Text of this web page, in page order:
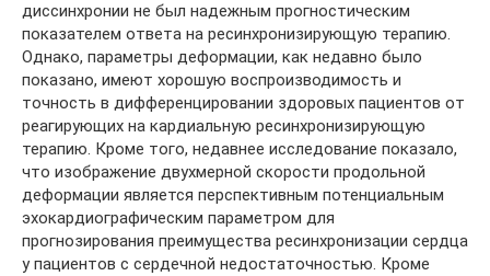
диссинхронии не был надежным прогностическим
показателем ответа на ресинхронизирующую терапию.
Однако, параметры деформации, как недавно было
показано, имеют хорошую воспроизводимость и
точность в дифференцировании здоровых пациентов от
реагирующих на кардиальную ресинхронизирующую
терапию. Кроме того, недавнее исследование показало,
что изображение двухмерной скорости продольной
деформации является перспективным потенциальным
эхокардиографическим параметром для
прогнозирования преимущества ресинхронизации сердца
у пациентов с сердечной недостаточностью. Кроме